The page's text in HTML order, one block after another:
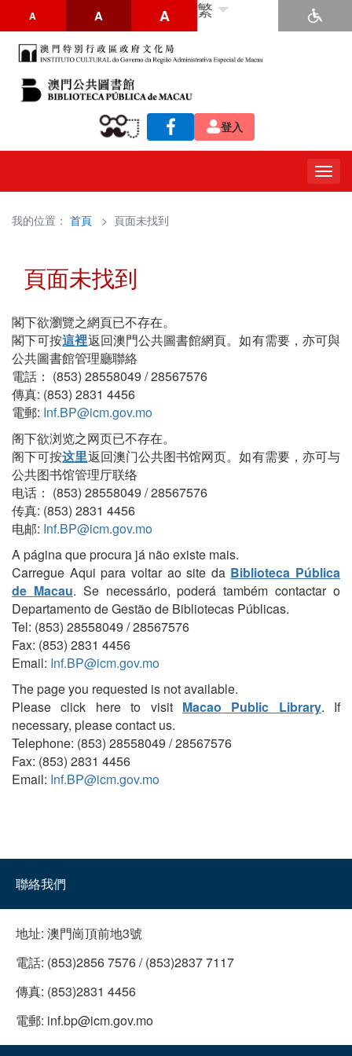
A A A 繁
登入
我的位置： 首頁 > 頁面未找到
頁面未找到
閣下欲瀏覽之網頁已不存在。
閣下可按這裡返回澳門公共圖書館網頁。如有需要，亦可與
公共圖書館管理廳聯絡
電話： (853) 28558049 / 28567576
傳真: (853) 2831 4456
電郵: Inf.BP@icm.gov.mo
阁下欲浏览之网页已不存在。
阁下可按这里返回澳门公共图书馆网页。如有需要，亦可与
公共图书馆管理厅联络
电话： (853) 28558049 / 28567576
传真: (853) 2831 4456
电邮: Inf.BP@icm.gov.mo
A página que procura já não existe mais.
Carregue Aqui para voltar ao site da Biblioteca Pública
de Macau. Se necessário, poderá também contactar o
Departamento de Gestão de Bibliotecas Públicas.
Tel: (853) 28558049 / 28567576
Fax: (853) 2831 4456
Email: Inf.BP@icm.gov.mo
The page you requested is not available.
Please click here to visit Macao Public Library. If
necessary, please contact us.
Telephone: (853) 28558049 / 28567576
Fax: (853) 2831 4456
Email: Inf.BP@icm.gov.mo
聯絡我們
地址: 澳門崗頂前地3號
電話: (853)2856 7576 / (853)2837 7117
傳真: (853)2831 4456
電郵: inf.bp@icm.gov.mo